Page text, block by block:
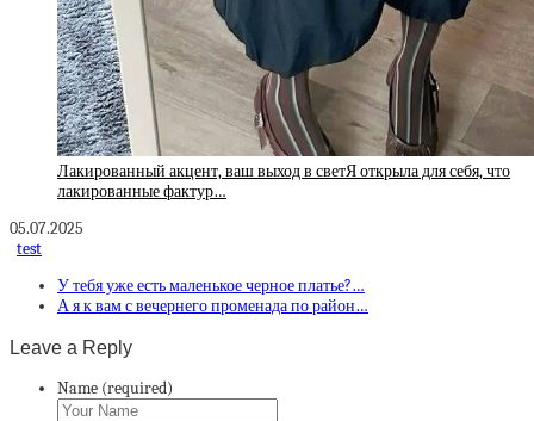
Лакированный акцент, ваш выход в светЯ открыла для себя, что
лакированные фактур…
05.07.2025
test
У тебя уже есть маленькое черное платье?…
А я к вам с вечернего променада по район…
Leave a Reply
Name (required)